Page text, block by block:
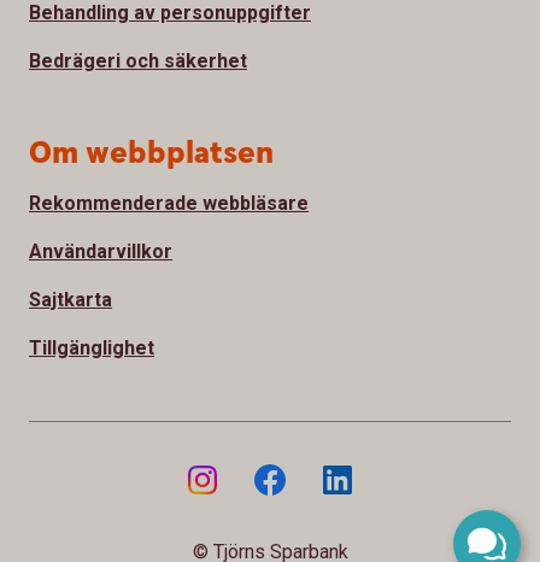
Behandling av personuppgifter
Bedrägeri och säkerhet
Om webbplatsen
Rekommenderade webbläsare
Användarvillkor
Sajtkarta
Tillgänglighet
© Tjörns Sparbank